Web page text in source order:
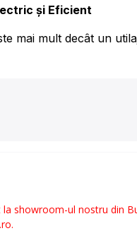
și Eficient
mai mult decât un
showroom-ul nostru din